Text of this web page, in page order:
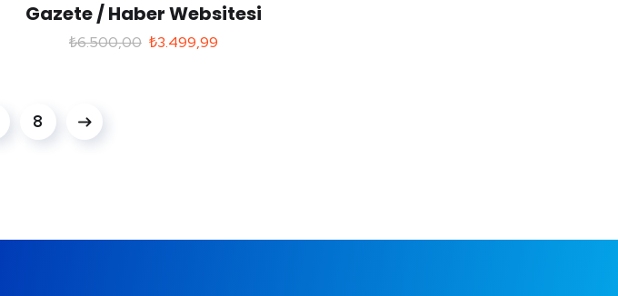
Gazete / Haber Websitesi
₺6.500,00 ₺3.499,99
8